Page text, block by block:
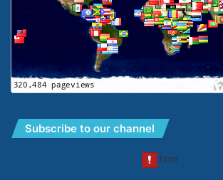
Subscribe to our channel